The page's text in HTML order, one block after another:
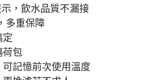
，飲水品質不漏接
多重保障
定
荷包
記憶前次使用溫度